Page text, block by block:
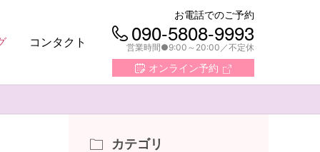
コンタクト
お電話でのご予約
090-5808-9993
営業時間●9:00～20:00 不定休
オンライン予約
カテゴリ